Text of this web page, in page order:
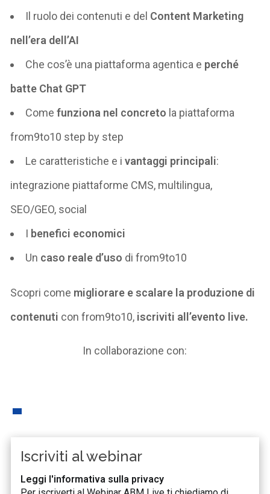
Il ruolo dei contenuti e del Content Marketing
nell’era dell’AI
Che cos’è una piattaforma agentica e perché
batte Chat GPT
Comefunziona nel concreto la piattaforma
from9to10 step by step
Le caratteristiche e i vantaggi principali:
integrazione piattaforme CMS, multilingua,
SEO/GEO, social
I benefici economici
Un caso reale d’uso di from9to10
Scopri come migliorare escalare la produzione di
contenuti con from9to10, iscriviti all’evento live.
In collaborazione con:
Iscriviti al webinar
Leggi l'informativa sulla privacy